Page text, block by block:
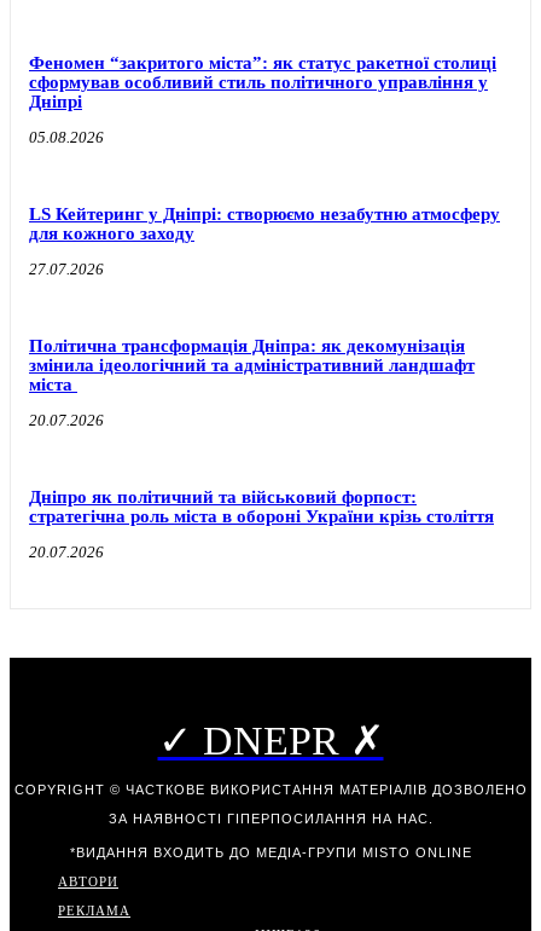
Феномен “закритого міста”: як статус ракетної столиці
сформував особливий стиль політичного управління у
Дніпрі
05.08.2026
LS Кейтеринг у Дніпрі: створюємо незабутню атмосферу
для кожного заходу
27.07.2026
Політична трансформація Дніпра: як декомунізація
змінила ідеологічний та адміністративний ландшафт
міста
20.07.2026
Дніпро як політичний та військовий форпост:
стратегічна роль міста в обороні України крізь століття
20.07.2026
✓ DNEPR ✗
COPYRIGHT © ЧАСТКОВЕ ВИКОРИСТАННЯ МАТЕРІАЛІВ ДОЗВОЛЕНО
ЗА НАЯВНОСТІ ГІПЕРПОСИЛАННЯ НА НАС.
*ВИДАННЯ ВХОДИТЬ ДО МЕДІА-ГРУПИ MISTO ONLINE
АВТОРИ
РЕКЛАМА